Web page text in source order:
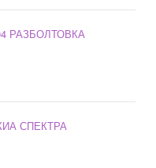
РАЗБОЛТОВКА
СПЕКТРА